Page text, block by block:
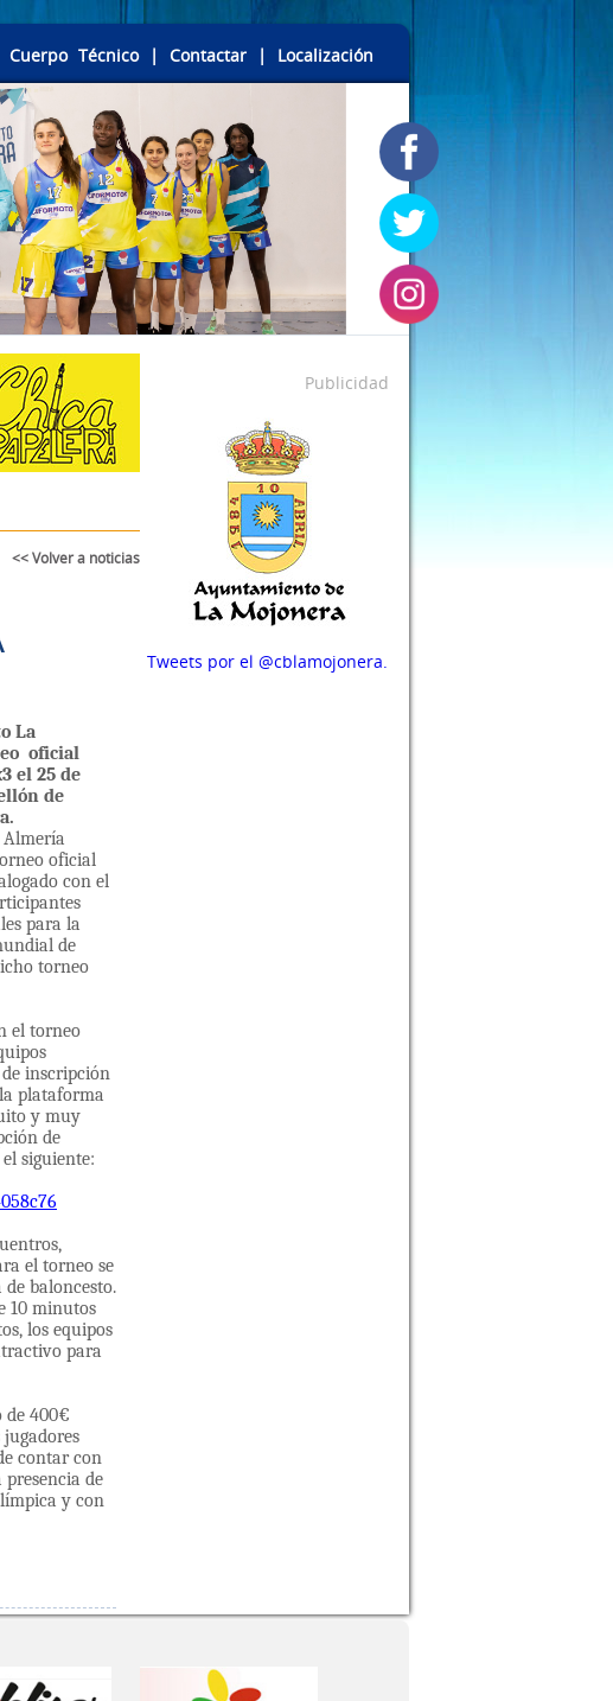
Cuerpo Técnico| Contactar | Localización
<< Volver a noticias
La
oficial
el 25 de
de
oficial
con el
para la
de
torneo
torneo
inscripción
plataforma
y muy
de
siguiente:
el torneo se
baloncesto.
10 minutos
los equipos
para
400€
contar con
de
y con
Publicidad
Tweets por el @cblamojonera.